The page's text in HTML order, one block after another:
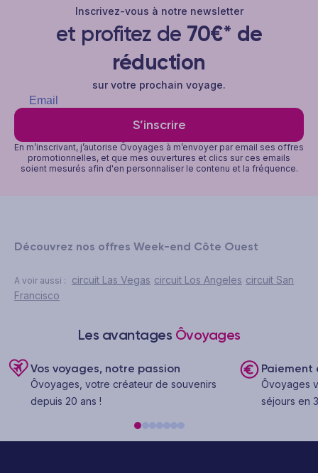
Inscrivez-vous à notre newsletter
et profitez de 70€* de
réduction
sur votre prochain voyage.
S’inscrire
En m’inscrivant, j’autorise Ôvoyages à m’envoyer par email ses offres
promotionnelles, et que mes ouvertures et clics sur ces emails
soient mesurés afin d'en personnaliser le contenu et la fréquence.
Découvrez nos offres Week-end Côte Ouest
A voir aussi : circuit Las Vegas circuit Los Angeles circuit San
Francisco
Les avantages Ôvoyages
Vos voyages, notre passion
Ôvoyages, votre créateur de souvenirs
depuis 20 ans !
Paiement
Ôvoyages
séjours en